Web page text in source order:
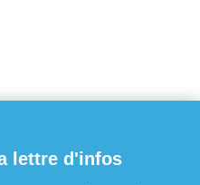
lettre d'infos